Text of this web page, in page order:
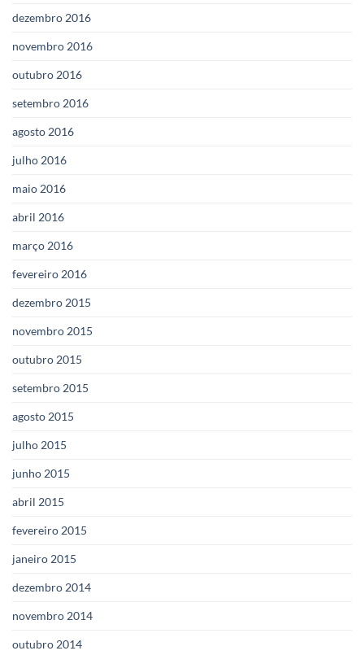
dezembro 2016
novembro 2016
outubro 2016
setembro 2016
agosto 2016
julho 2016
maio 2016
abril 2016
março 2016
fevereiro 2016
dezembro 2015
novembro 2015
outubro 2015
setembro 2015
agosto 2015
julho 2015
junho 2015
abril 2015
fevereiro 2015
janeiro 2015
dezembro 2014
novembro 2014
outubro 2014